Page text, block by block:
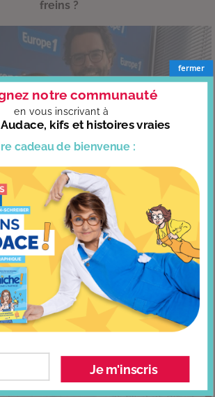
freins ?
de saison sur Europe 1
cadeaude bienvenue :
notre communauté
en vous inscrivant à
kifs et histoires vraies
Je m'inscris
fermer